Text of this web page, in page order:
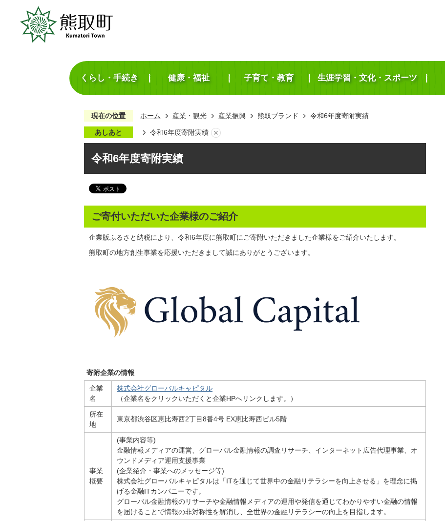
くらし・手続き 健康・福祉 子育て・教育 生涯学習・文化・スポーツ
現在の位置 ホーム 産業・観光 産業振興 熊取ブランド 令和6年度寄附実績
あしあと 令和6年度寄附実績
令和6年度寄附実績
ご寄付いただいた企業様のご紹介
企業版ふるさと納税により、令和6年度に熊取町にご寄附いただきました企業様をご紹介いたします。
熊取町の地方創生事業を応援いただきまして誠にありがとうございます。
寄附企業の情報
企業
名
株式会社グローバルキャピタル
（企業名をクリックいただくと企業HPへリンクします。）
所在
地
東京都渋谷区恵比寿西2丁目8番4号 EX恵比寿西ビル5階
事業
概要
(事業内容等)
金融情報メディアの運営、グローバル金融情報の調査リサーチ、インターネット広告代理事業、オ
ウンドメディア運用支援事業
(企業紹介・事業へのメッセージ等)
株式会社グローバルキャピタルは「ITを通じて世界中の金融リテラシーを向上させる」を理念に掲
げる金融ITカンパニーです。
グローバル金融情報のリサーチや金融情報メディアの運用や発信を通じてわかりやすい金融の情報
を届けることで情報の非対称性を解消し、全世界の金融リテラシーの向上を目指します。